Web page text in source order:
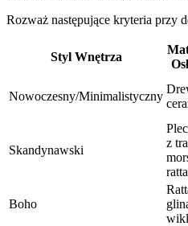
Rozważ następujące kryteria przy
Styl Wnętrza
Nowoczesny/Minimalistyczny
Skandynawski
z
Boho